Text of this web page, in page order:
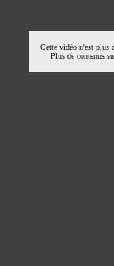
Cette vidéo n'est plus
Plus de contenus